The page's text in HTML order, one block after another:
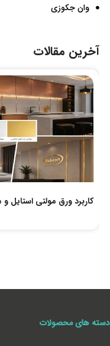
وان جکوزی
آخرین مقالات
کاربرد ورق مولتی استایل و
دسته های محصولات